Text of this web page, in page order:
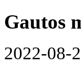
Gautos
2022-08-